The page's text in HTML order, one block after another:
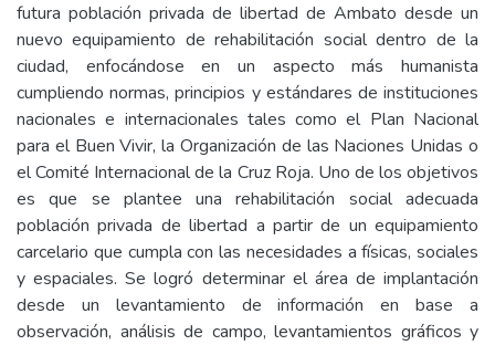
futura población privada de libertad de Ambato desde un
nuevo equipamiento de rehabilitación social dentro de la
ciudad, enfocándose en un aspecto más humanista
cumpliendo normas, principios y estándares de instituciones
nacionales e internacionales tales como el Plan Nacional
para el Buen Vivir, la Organización de las Naciones Unidas o
el Comité Internacional de la Cruz Roja. Uno de los objetivos
es que se plantee una rehabilitación social adecuada
población privada de libertad a partir de un equipamiento
carcelario que cumpla con las necesidades a físicas, sociales
y espaciales. Se logró determinar el área de implantación
desde un levantamiento de información en base a
observación, análisis de campo, levantamientos gráficos y